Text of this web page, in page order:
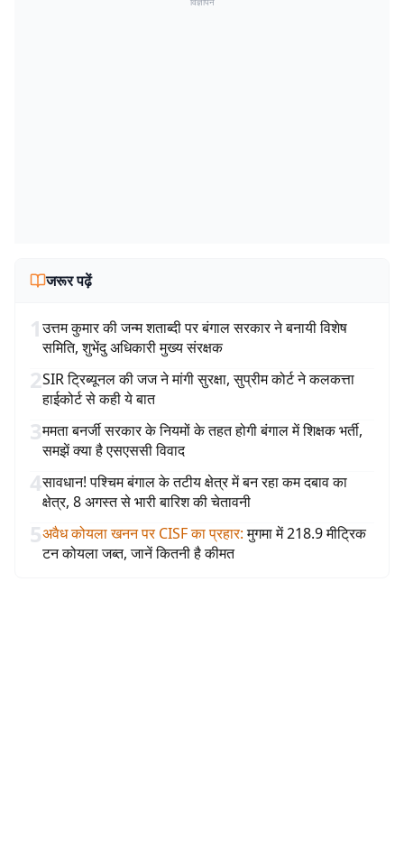
जरूर पढ़ें
1उत्तम कुमार की जन्म शताब्दी पर बंगाल सरकार ने बनायी विशेष
समिति, शुभेंदु अधिकारी मुख्य संरक्षक
2SIR ट्रिब्यूनल की जज ने मांगी सुरक्षा, सुप्रीम कोर्ट ने कलकत्ता
हाईकोर्ट से कही ये बात
3ममता बनर्जी सरकार के नियमों के तहत होगी बंगाल में शिक्षक भर्ती,
समझें क्या है एसएससी विवाद
4सावधान! पश्चिम बंगाल के तटीय क्षेत्र में बन रहा कम दबाव का
क्षेत्र, 8 अगस्त से भारी बारिश की चेतावनी
5अवैध कोयला खनन पर CISF का प्रहार: मुगमा में 218.9 मीट्रिक
टन कोयला जब्त, जानें कितनी है कीमत